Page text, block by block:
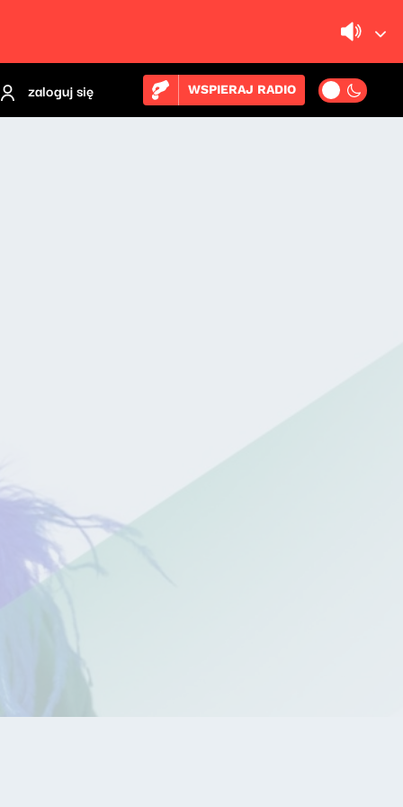
zaloguj się WSPIERAJ RADIO